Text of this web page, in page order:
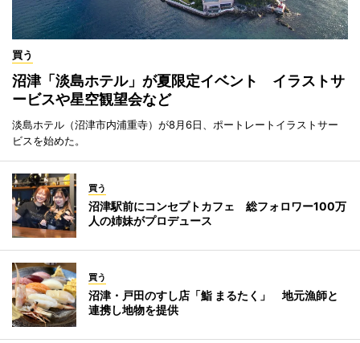
買う
沼津「淡島ホテル」が夏限定イベント イラストサ
ービスや星空観望会など
淡島ホテル（沼津市内浦重寺）が8月6日、ポートレートイラストサー
ビスを始めた。
買う
沼津駅前にコンセプトカフェ 総フォロワー100万
人の姉妹がプロデュース
買う
沼津・戸田のすし店「鮨 まるたく」 地元漁師と
連携し地物を提供